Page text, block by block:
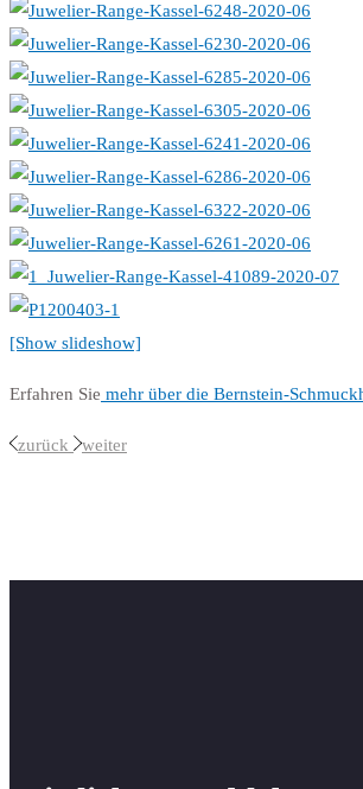
[Show slideshow]
Erfahren Sie mehr über die Bernstein-
zurück weiter